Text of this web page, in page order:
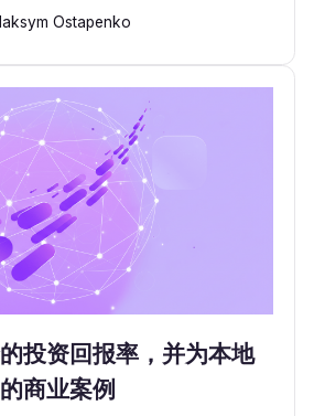
Ostapenko
投资回报率，并为本地
商业案例